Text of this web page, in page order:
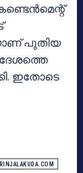
പുതിയ
ഇതോടെ
IRINJALAKUDA.COM